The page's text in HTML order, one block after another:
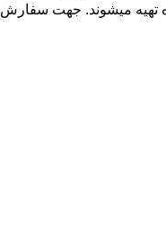
تهیه میشوند. جهت